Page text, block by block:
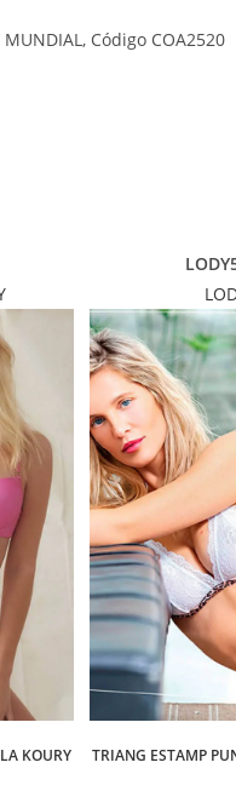
MUNDIAL, Código COA2520
KOURY TRIANG ESTAMP